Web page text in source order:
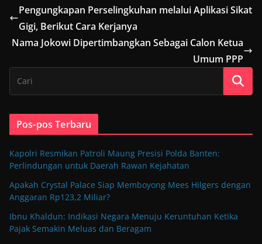
Pengungkapan Perselingkuhan melalui Aplikasi Sikat
Gigi, Berikut Cara Kerjanya
Nama Jokowi Dipertimbangkan Sebagai Calon Ketua
Umum PPP
Pos-pos Terbaru
Kapolri Resmikan Patroli Maung Presisi Polda Banten:
Perlindungan untuk Daerah Rawan Kejahatan
Apakah Crystal Palace Siap Memboyong Mees Hilgers dengan
Anggaran Rp123,2 Miliar?
Ibnu Khaldun: Indikasi Negara Menuju Keruntuhan Ketika
Pajak Semakin Meluas dan Beragam